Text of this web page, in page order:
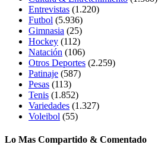
Entrevistas (1.220)
Futbol (5.936)
Gimnasia (25)
Hockey (112)
Natación (106)
Otros Deportes (2.259)
Patinaje (587)
Pesas (113)
Tenis (1.852)
Variedades (1.327)
Voleibol (55)
Lo Mas Compartido & Comentado